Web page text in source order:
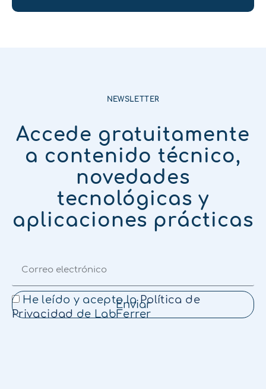
NEWSLETTER
Accede gratuitamente
a contenido técnico,
novedades
tecnológicas y
aplicaciones prácticas
He leído y acepto la Política de
Privacidad de LabFerrer
Enviar